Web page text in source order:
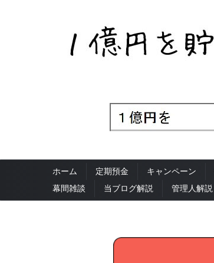
ホーム 定期預金 キャンペーン
幕間雑談
当ブログ解説 管理人解説